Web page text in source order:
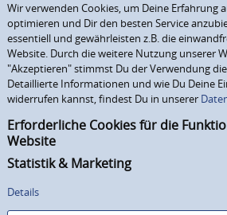
Wir verwenden Cookies, um Deine Erfahrung
optimieren und Dir den besten Service
essentiell und gewährleisten z.B. die
Website. Durch die weitere Nutzung unserer
"Akzeptieren" stimmst Du der Verwendung
Detaillierte Informationen und wie Du Deine
widerrufen kannst, findest Du in unserer
Erforderliche Cookies für die
Website
Statistik & Marketing
Details